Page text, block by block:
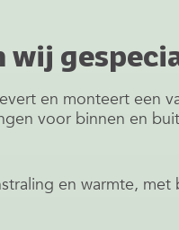
wij
en monteert een
voor binnen en
en warmte, met